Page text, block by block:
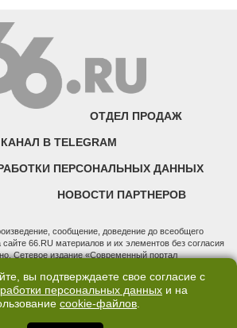
ОТДЕЛ ПРОДАЖ
КАНАЛ В TELEGRAM
ПЕРСОНАЛЬНЫХ ДАННЫХ
НОВОСТИ ПАРТНЕРОВ
сообщение, доведение до всеобщего
66.RU материалов и их элементов без согласия
Сетевое издание «Современный портал
технологий и массовых коммуникаций
номер ЭЛ № ФС 77 - 76634 от 02.09.2019
ответственностью "66.ру". Юридический
вы подтверждаете свое согласие с
персональных данных и на
cookie-файлов.